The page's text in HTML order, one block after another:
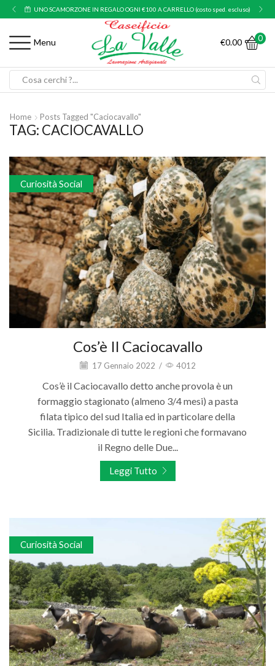
UNO SCAMORZONE IN REGALO OGNI €100 A CARRELLO (costo sped. escluso)
Menu €0.00 0
Home Posts Tagged "caciocavallo"
TAG: CACIOCAVALLO
Curiosità Social
Cos’è Il Caciocavallo
17 Gennaio 2022 / 4012
Cos’è il Caciocavallo detto anche provola è un
formaggio stagionato (almeno 3/4 mesi) a pasta
filata tipico del sud Italia ed in particolare della
Sicilia. Tradizionale di tutte le regioni che formavano
il Regno delle Due...
Leggi Tutto
Curiosità Social